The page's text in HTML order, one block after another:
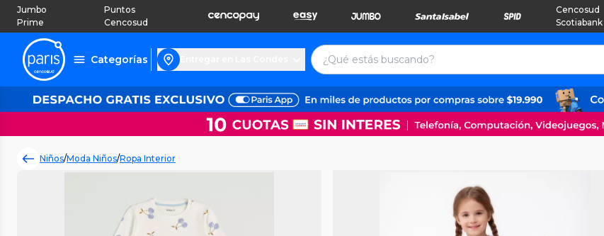
Jumbo
Prime
Puntos
Cencosud
Cencosud
Scotiabank
Categorías
Niños/Moda Niños/Ropa Interior